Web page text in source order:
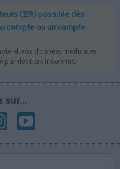
(2FA) possible dès
compte ou un compte
et vos données médicales
des tiers inconnus.
sur...